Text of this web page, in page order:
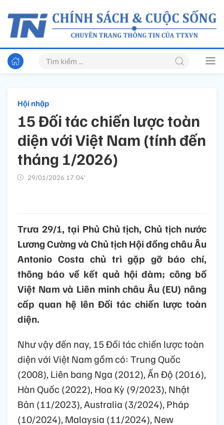
Hội nhập
15 Đối tác chiến lược toàn
diện với Việt Nam (tính đến
tháng 1/2026)
29/01/2026 17:04’
Trưa 29/1, tại Phủ Chủ tịch, Chủ tịch nước
Lương Cường và Chủ tịch Hội đồng châu Âu
Antonio Costa chủ trì gặp gỡ báo chí,
thông báo về kết quả hội đàm; công bố
Việt Nam và Liên minh châu Âu (EU) nâng
cấp quan hệ lên Đối tác chiến lược toàn
diện.
Như vậy đến nay, 15 Đối tác chiến lược toàn
diện với Việt Nam gồm có: Trung Quốc
(2008), Liên bang Nga (2012), Ấn Độ (2016),
Hàn Quốc (2022), Hoa Kỳ (9/2023), Nhật
Bản (11/2023), Australia (3/2024), Pháp
(10/2024), Malaysia (11/2024), New